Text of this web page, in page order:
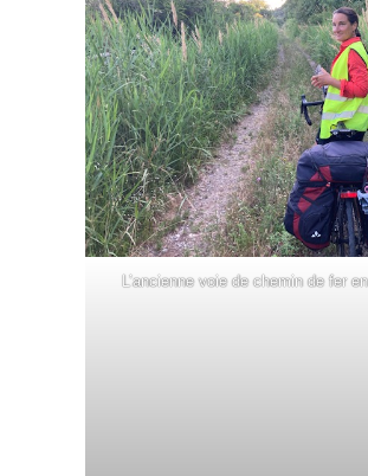
L’ancienne voie de chemin de fer